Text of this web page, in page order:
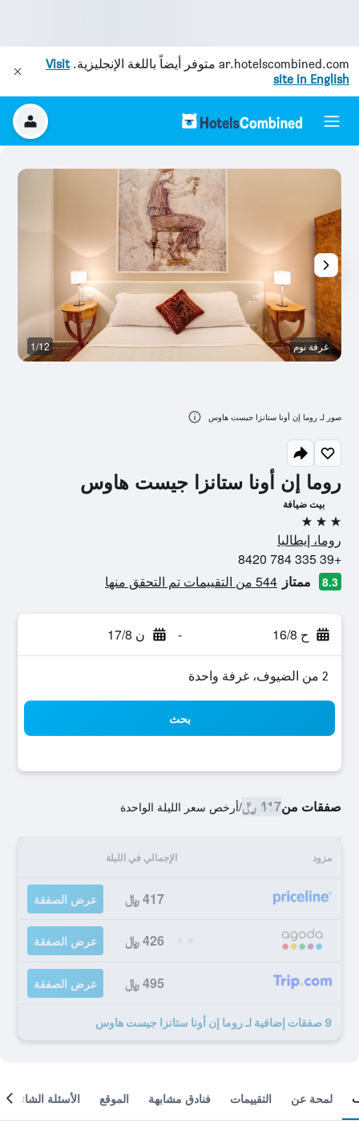
ar.hotelscombined.com متوفر أيضاً باللغة الإنجليزية.Visit
site in English
روما إن أونا ستانزا جيست هاوس
بيت ضيافة
3 نجوم
روما، إيطاليا
+39 335 784 8420
8.3 ممتاز 544 من التقييمات تم التحقق منها
ح 16/8 - ن 17/8
2 من الضيوف، غرفة واحدة
بحث
صفقات من417 ﷼ /أرخص سعر الليلة الواحدة
مزود الإجمالي في الليلة
417 ﷼ عرض الصفقة
426 ﷼ عرض الصفقة
495 ﷼ عرض الصفقة
9 صفقات إضافية لـ روما إن أونا ستانزا جيست هاوس
غرفة نوم 1/12
صور لـ روما إن أونا ستانزا جيست هاوس
لمحة عن التقييمات فنادق مشابهة الموقع الأسئلة الشائعة